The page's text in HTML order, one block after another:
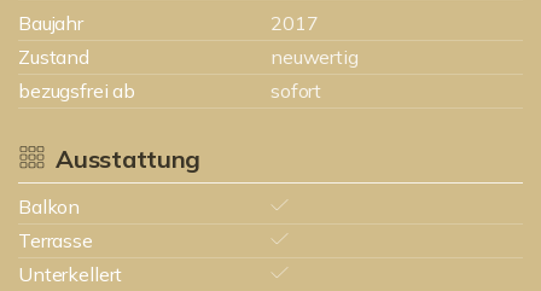
Baujahr
2017
Zustand
neuwertig
bezugsfrei ab
sofort
Ausstattung
Balkon
Terrasse
Unterkellert